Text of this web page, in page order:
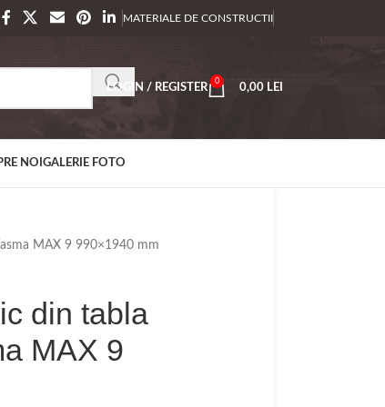
MATERIALE DE CONSTRUCTII
LOGIN / REGISTER
0
0,00 LEI
NOI GALERIE FOTO
MAX 9 990×1940 mm
din tabla
MAX 9